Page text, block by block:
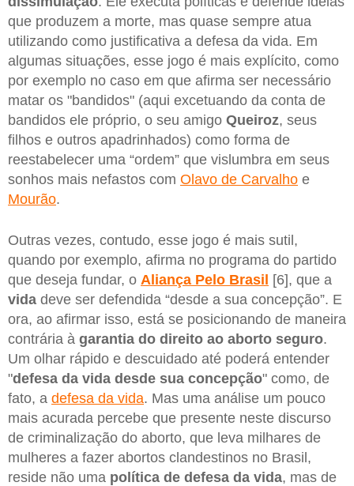
que produzem a morte, mas quase sempre atua
utilizando como justificativa a defesa da vida. Em
algumas situações, esse jogo é mais explícito, como
por exemplo no caso em que afirma ser necessário
matar os "bandidos" (aqui excetuando da conta de
bandidos ele próprio, o seu amigo Queiroz, seus
filhos e outros apadrinhados) como forma de
reestabelecer uma “ordem” que vislumbra em seus
sonhos mais nefastos com Olavo de Carvalho e
Mourão.
Outras vezes, contudo, esse jogo é mais sutil,
quando por exemplo, afirma no programa do partido
que deseja fundar, o Aliança Pelo Brasil [6], que a
vida deve ser defendida “desde a sua concepção”. E
ora, ao afirmar isso, está se posicionando de maneira
contrária à garantia do direito ao aborto seguro.
Um olhar rápido e descuidado até poderá entender
"defesa da vida desde sua concepção" como, de
fato, a defesa da vida. Mas uma análise um pouco
mais acurada percebe que presente neste discurso
de criminalização do aborto, que leva milhares de
mulheres a fazer abortos clandestinos no Brasil,
reside não uma política de defesa da vida, mas de